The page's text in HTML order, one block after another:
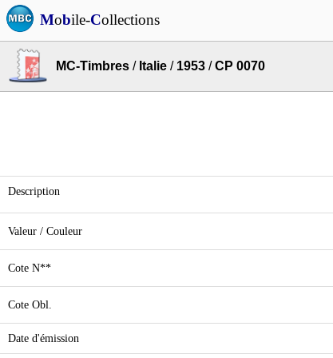
Mobile-Collections
MC-Timbres / Italie / 1953 /CP 0070
Description
Valeur / Couleur
Cote N**
Cote Obl.
Date d'émission